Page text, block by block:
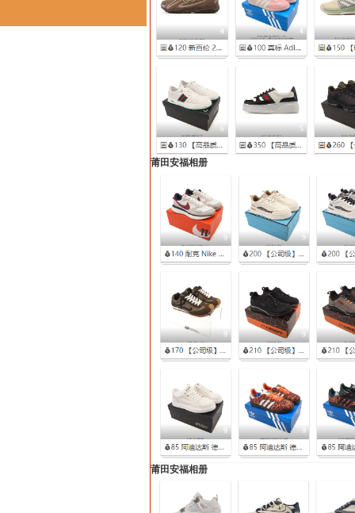
莆田安福相册
莆田安福相册